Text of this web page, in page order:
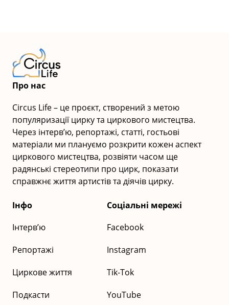
Про нас
Circus Life – це проєкт, створений з метою
популяризації цирку та циркового мистецтва.
Через інтерв’ю, репортажі, статті, гостьові
матеріали ми плануємо розкрити кожен аспект
циркового мистецтва, розвіяти часом ще
радянські стереотипи про цирк, показати
справжнє життя артистів та діячів цирку.
Інфо
Інтерв’ю
Репортажі
Циркове життя
Подкасти
Соціальні мережі
Facebook
Instagram
Tik-Tok
YouTube